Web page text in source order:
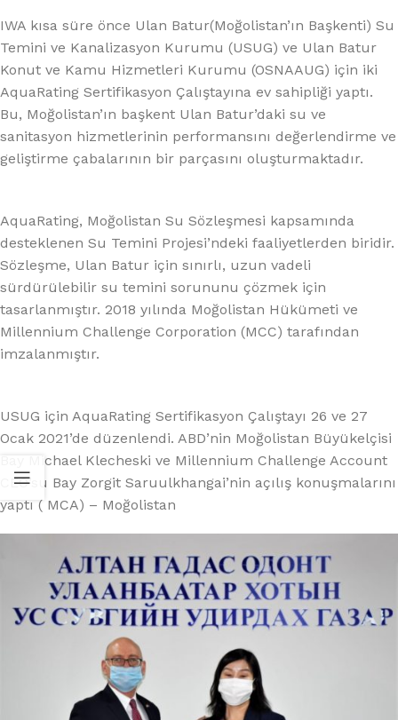
IWA kısa süre önce Ulan Batur(Moğolistan’ın Başkenti) Su
Temini ve Kanalizasyon Kurumu (USUG) ve Ulan Batur
Konut ve Kamu Hizmetleri Kurumu (OSNAAUG) için iki
AquaRating Sertifikasyon Çalıştayına ev sahipliği yaptı.
Bu, Moğolistan’ın başkent Ulan Batur’daki su ve
sanitasyon hizmetlerinin performansını değerlendirme ve
geliştirme çabalarının bir parçasını oluşturmaktadır.
AquaRating, Moğolistan Su Sözleşmesi kapsamında
desteklenen Su Temini Projesi’ndeki faaliyetlerden biridir.
Sözleşme, Ulan Batur için sınırlı, uzun vadeli
sürdürülebilir su temini sorununu çözmek için
tasarlanmıştır. 2018 yılında Moğolistan Hükümeti ve
Millennium Challenge Corporation (MCC) tarafından
imzalanmıştır.
USUG için AquaRating Sertifikasyon Çalıştayı 26 ve 27
Ocak 2021’de düzenlendi. ABD’nin Moğolistan Büyükelçisi
Bay Michael Klecheski ve Millennium Challenge Account
CEO’su Bay Zorgit Saruulkhangai’nin açılış konuşmalarını
yaptı ( MCA) – Moğolistan